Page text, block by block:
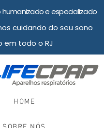
e especializado
cuidando do seu sono
em todo o RJ
HOME